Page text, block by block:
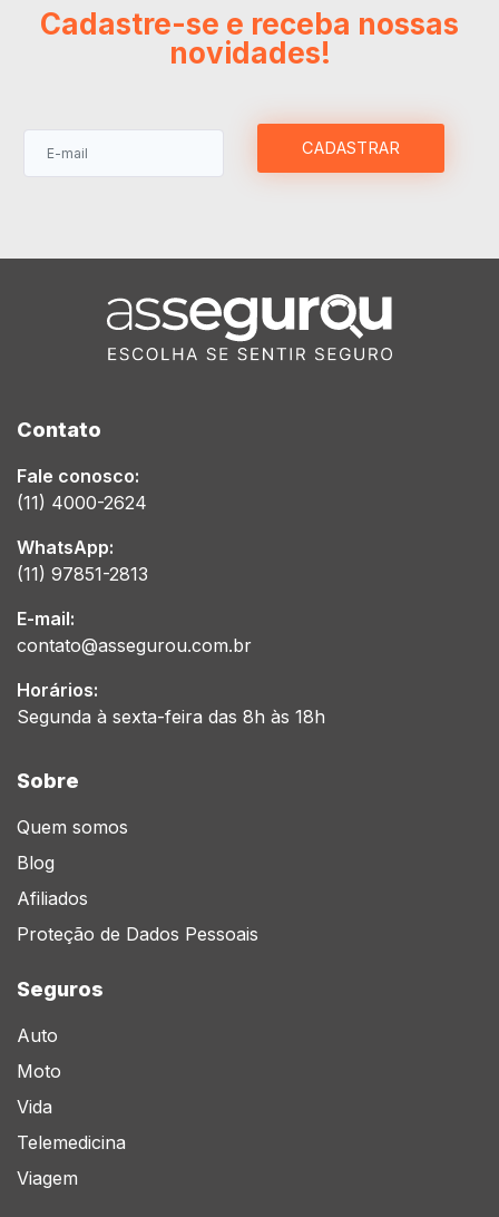
Cadastre-se e receba nossas
novidades!
CADASTRAR
Contato
Fale conosco:
(11) 4000-2624
WhatsApp:
(11) 97851-2813
E-mail:
contato@assegurou.com.br
Horários:
Segunda à sexta-feira das 8h às 18h
Sobre
Quem somos
Blog
Afiliados
Proteção de Dados Pessoais
Seguros
Auto
Moto
Vida
Telemedicina
Viagem